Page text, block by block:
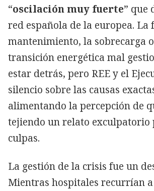
“oscilación muy fuerte” que
red española de la europea. La
mantenimiento, la sobrecarga
transición energética mal
estar detrás, pero REE y el
silencio sobre las causas
alimentando la percepción de
tejiendo un relato
culpas.
La gestión de la crisis fue un
Mientras hospitales recurrían